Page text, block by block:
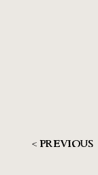
< PREVIOUS